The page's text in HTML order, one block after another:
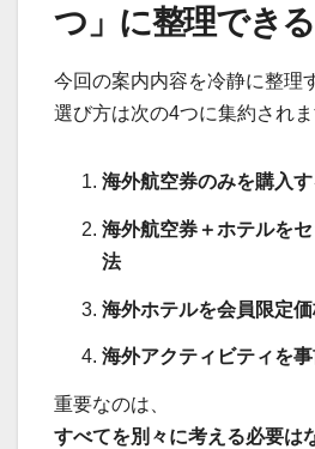
つ」に整理できる
今回の案内内容を冷静に整理
選び方は次の4つに集約されま
海外航空券のみを購入
海外航空券＋ホテルを
法
海外ホテルを会員限定
海外アクティビティを
重要なのは、
すべてを別々に考える必要は